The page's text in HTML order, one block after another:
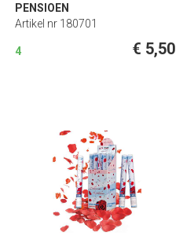
PENSIOEN
Artikel nr 180701
4 € 5,50